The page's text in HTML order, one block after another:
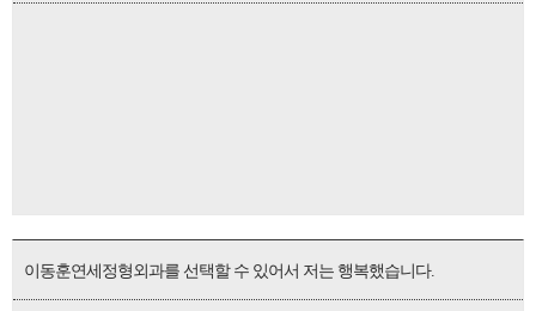
이동훈연세정형외과를 선택할 수 있어서 저는 행복했습니다.